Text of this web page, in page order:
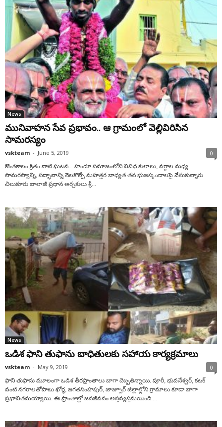
News
మునివాహన సేవ ప్రభావం.. ఆ గ్రామంలో వెల్లివిరిసిన
సామరస్యం
vskteam - June 5, 2019 0
కొంతకాలం క్రితం నాటి ఘటన.. హిందూ సమాజంలోని వివిధ కులాలు, వర్గాల మధ్య
సామరస్యాన్ని, సద్భావాన్ని నెలకొల్పే మహత్తర బాధ్యత తన భుజస్కందాలపై వేసుకున్నారు
చిలుకూరు బాలాజీ ప్రధాన అర్చకులు శ్రీ...
News
ఒడిశ ఫాని తుఫాను బాధితులకు సహాయ కార్యక్రమాలు
vskteam - May 9, 2019 0
ఫాని తుఫాను మూలంగా ఒడిశ తీరప్రాంతాలు బాగా దెబ్బతిన్నాయి. పూరీ, భువనేశ్వర్, కటక్
వంటి నగరాలతోపాటు ఖోర్ధ, జగతసింహపుర్, జాజ్పూర్ జిల్లాల్లోని గ్రామాలు కూడా బాగా
ప్రభావితమయ్యాయి. ఈ ప్రాంతాల్లో జనజీవనం అస్తవ్యస్తమయింది....